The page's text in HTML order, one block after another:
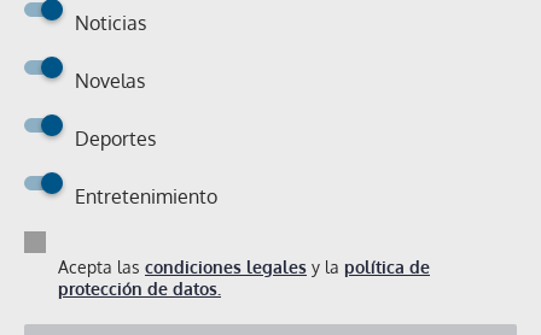
Noticias
Novelas
Deportes
Entretenimiento
Acepta las condiciones legales y la política de
protección de datos.